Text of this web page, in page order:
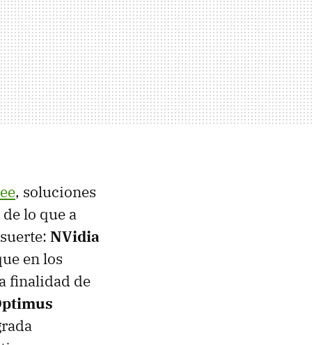
, soluciones
lo que a
NVidia
en los
finalidad de